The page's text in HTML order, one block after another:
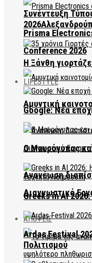
Prisma
Conference 2026
Αμυντική
Ανανέωση
Διαγνωστικό
ΑΠΟΨΕΙΣ
Συνέντευξη
Η Ξάνθη
LIFESTYLE
Google: Νέα
Ο Μαυρόγυπας
Greeks in AI
Ardas Festival
Πολιτισμού